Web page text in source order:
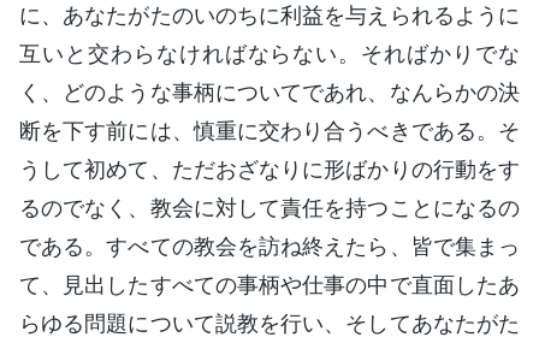
に、あなたがたのいのちに利益を与えられるように
互いと交わらなければならない。そればかりでな
く、どのような事柄についてであれ、なんらかの決
断を下す前には、慎重に交わり合うべきである。そ
うして初めて、ただおざなりに形ばかりの行動をす
るのでなく、教会に対して責任を持つことになるの
である。すべての教会を訪ね終えたら、皆で集まっ
て、見出したすべての事柄や仕事の中で直面したあ
らゆる問題について説教を行い、そしてあなたがた